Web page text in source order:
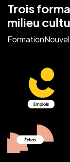
Trois
milieu
Formation